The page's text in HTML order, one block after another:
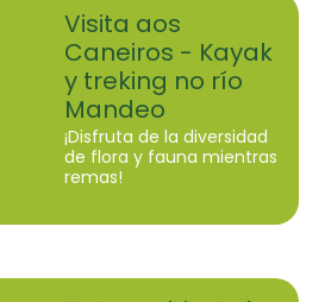
Visita aos
Caneiros - Kayak
y treking no río
Mandeo
¡Disfruta de la diversidad
de flora y fauna mientras
remas!